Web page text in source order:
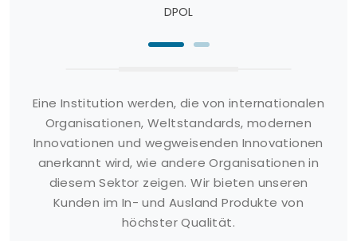
DPOL
Eine Institution werden, die von internationalen
Organisationen, Weltstandards, modernen
Innovationen und wegweisenden Innovationen
anerkannt wird, wie andere Organisationen in
diesem Sektor zeigen. Wir bieten unseren
Kunden im In- und Ausland Produkte von
höchster Qualität.